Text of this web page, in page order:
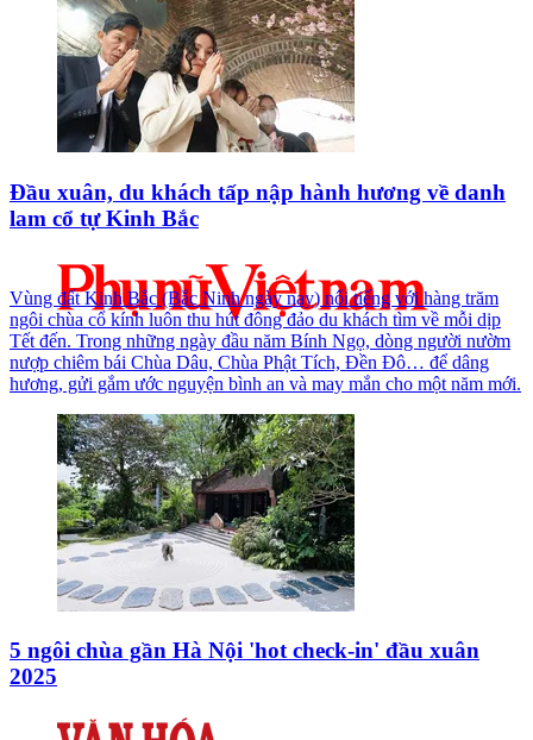
Đầu xuân, du khách tấp nập hành hương về danh
lam cổ tự Kinh Bắc
Vùng đất Kinh Bắc (Bắc Ninh ngày nay) nổi tiếng với hàng trăm
ngôi chùa cổ kính luôn thu hút đông đảo du khách tìm về mỗi dịp
Tết đến. Trong những ngày đầu năm Bính Ngọ, dòng người nườm
nượp chiêm bái Chùa Dâu, Chùa Phật Tích, Đền Đô… để dâng
hương, gửi gắm ước nguyện bình an và may mắn cho một năm mới.
5 ngôi chùa gần Hà Nội 'hot check-in' đầu xuân
2025